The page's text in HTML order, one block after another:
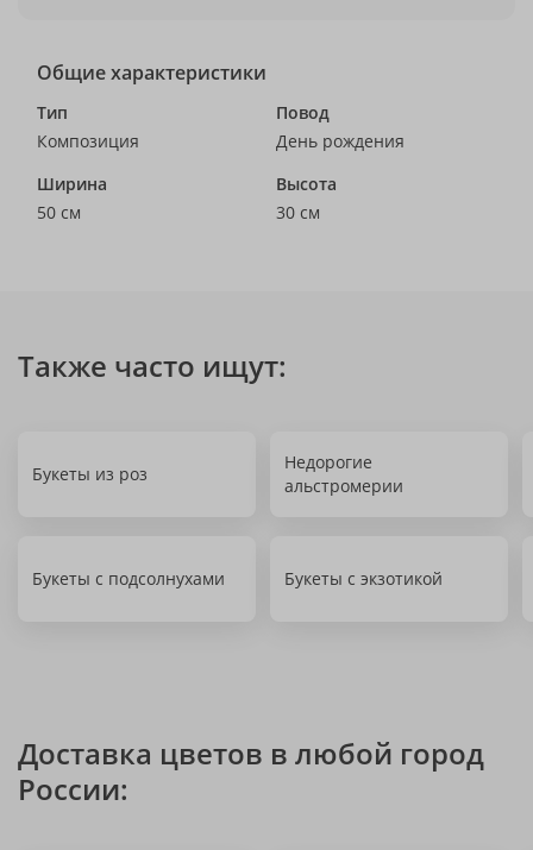
Общие характеристики
Тип
Композиция
Повод
День рождения
Ширина
50 см
Высота
30 см
Также часто ищут:
Букеты из роз
Недорогие
альстромерии
Букеты с подсолнухами Букеты с экзотикой
Доставка цветов в любой город
России: